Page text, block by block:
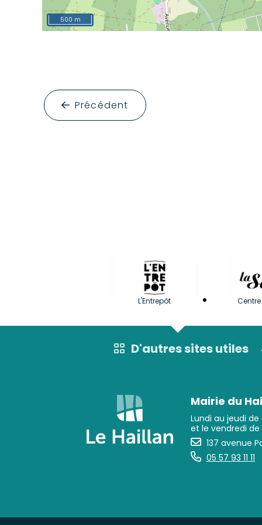
500 m
Précédent
L'Entrepôt
D'autres sites utiles
Mairie du
Lundi au jeudi de
et le vendredi de
137 avenue
05 57 93 11 11